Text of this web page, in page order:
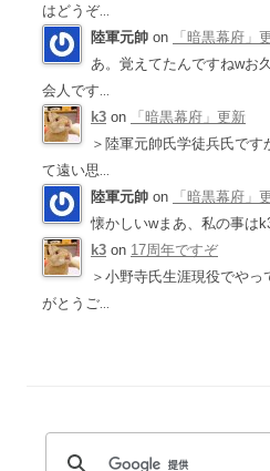
はどうぞ
陸軍元帥 on
「暗黒幕府」
あ。覚えてたんですねwお
会人です
k3 on
「暗黒幕府」更新
＞陸軍元帥氏学徒兵氏で
て遠い思
陸軍元帥 on
「暗黒幕府」
懐かしいwまあ、私の事は
k3 on 17周年ですぞ
＞小野寺氏生涯現役でや
がとうご